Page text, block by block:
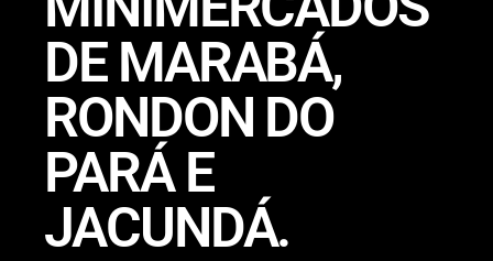
DE MARABÁ,
RONDON DO
PARÁ E
JACUNDÁ.